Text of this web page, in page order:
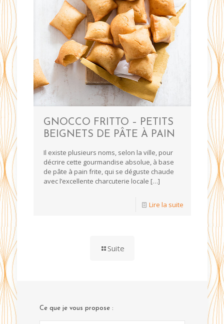
GNOCCO FRITTO – PETITS
BEIGNETS DE PÂTE À PAIN
Il existe plusieurs noms, selon la ville, pour
décrire cette gourmandise absolue, à base
de pâte à pain frite, qui se déguste chaude
avec l’excellente charcuterie locale […]
Lire la suite
Suite
Ce que je vous propose :